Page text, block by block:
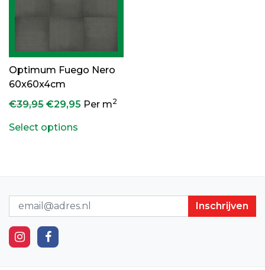
Optimum Fuego Nero
60x60x4cm
€39,95 Oorspronkelijke prijs was: €39,95.
€29,95 Huidige prijs is: €29,95.
Per m2
Select options
Nieuwsbrief